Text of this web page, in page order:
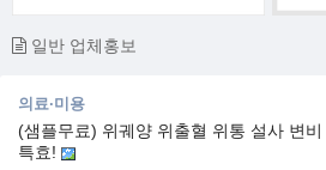
일반 업체홍보
의료·미용
(샘플무료) 위궤양 위출혈 위통 설사 변
특효!